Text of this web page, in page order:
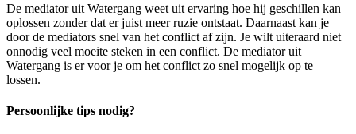
De mediator uit Watergang weet uit ervaring hoe hij geschillen kan
oplossen zonder dat er juist meer ruzie ontstaat. Daarnaast kan je
door de mediators snel van het conflict af zijn. Je wilt uiteraard niet
onnodig veel moeite steken in een conflict. De mediator uit
Watergang is er voor je om het conflict zo snel mogelijk op te
lossen.
Persoonlijke tips nodig?